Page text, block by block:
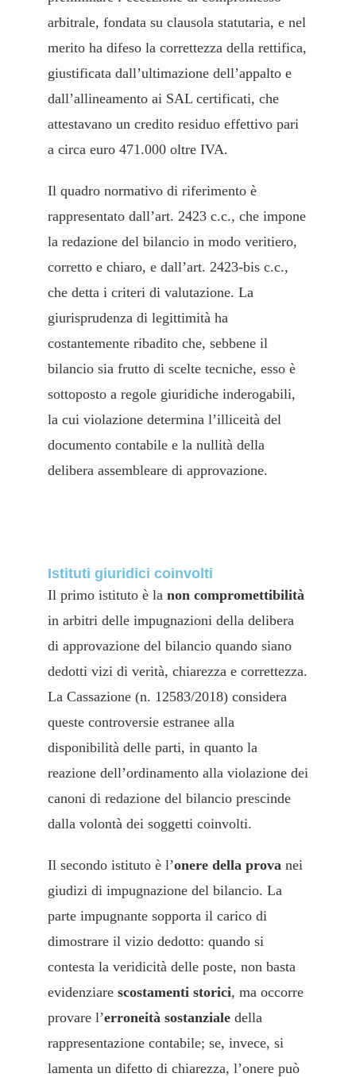
arbitrale, fondata su clausola statutaria, e nel
merito ha difeso la correttezza della rettifica,
giustificata dall’ultimazione dell’appalto e
dall’allineamento ai SAL certificati, che
attestavano un credito residuo effettivo pari
a circa euro 471.000 oltre IVA.
Il quadro normativo di riferimento è
rappresentato dall’art. 2423 c.c., che impone
la redazione del bilancio in modo veritiero,
corretto e chiaro, e dall’art. 2423-bis c.c.,
che detta i criteri di valutazione. La
giurisprudenza di legittimità ha
costantemente ribadito che, sebbene il
bilancio sia frutto di scelte tecniche, esso è
sottoposto a regole giuridiche inderogabili,
la cui violazione determina l’illiceità del
documento contabile e la nullità della
delibera assembleare di approvazione.
Istituti giuridici coinvolti
Il primo istituto è la non compromettibilità
in arbitri delle impugnazioni della delibera
di approvazione del bilancio quando siano
dedotti vizi di verità, chiarezza e correttezza.
La Cassazione (n. 12583/2018) considera
queste controversie estranee alla
disponibilità delle parti, in quanto la
reazione dell’ordinamento alla violazione dei
canoni di redazione del bilancio prescinde
dalla volontà dei soggetti coinvolti.
Il secondo istituto è l’onere della prova nei
giudizi di impugnazione del bilancio. La
parte impugnante sopporta il carico di
dimostrare il vizio dedotto: quando si
contesta la veridicità delle poste, non basta
evidenziare scostamenti storici, ma occorre
provare l’erroneità sostanziale della
rappresentazione contabile; se, invece, si
lamenta un difetto di chiarezza, l’onere può